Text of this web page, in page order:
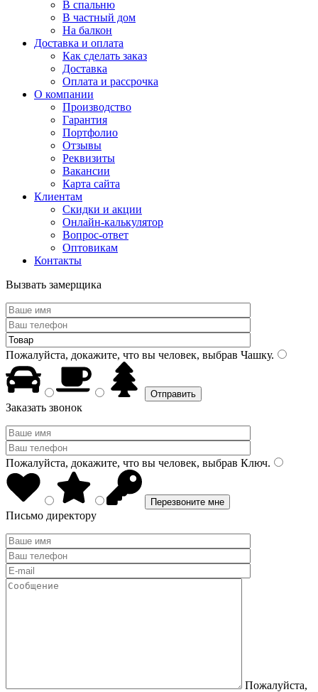
В спальню
В частный дом
На балкон
Доставка и оплата
Как сделать заказ
Доставка
Оплата и рассрочка
О компании
Производство
Гарантия
Портфолио
Отзывы
Реквизиты
Вакансии
Карта сайта
Клиентам
Скидки и акции
Онлайн-калькулятор
Вопрос-ответ
Оптовикам
Контакты
Вызвать замерщика
Пожалуйста, докажите, что вы человек, выбрав Чашку.
Заказать звонок
Пожалуйста, докажите, что вы человек, выбрав Ключ.
Письмо директору
Пожалуйста,